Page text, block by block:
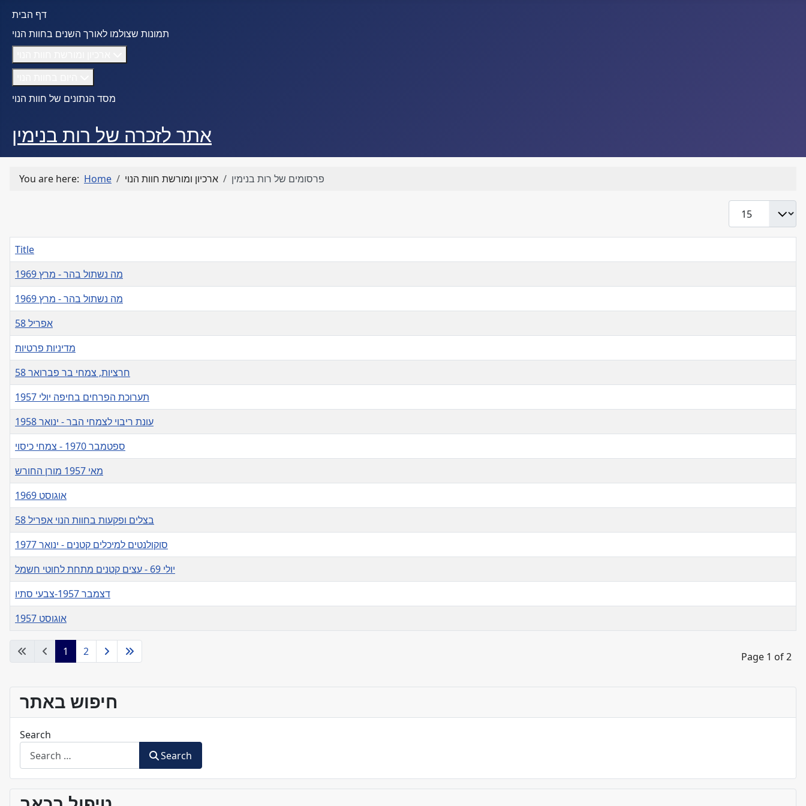
דף הבית
תמונות שצולמו לאורך השנים בחוות הנוי
מסד הנתונים של חוות הנוי
אתר לזכרה של רות בנימין
You are here: Home ארכיון ומורשת חוות הנוי פרסומים של רות בנימין
Articles
Title
מה נשתול בהר - מרץ 1969
מה נשתול בהר - מרץ 1969
אפריל 58
מדיניות פרטיות
חרציות, צמחי בר פברואר 58
תערוכת הפרחים בחיפה יולי 1957
עונת ריבוי לצמחי הבר - ינואר 1958
ספטמבר 1970 - צמחי כיסוי
מאי 1957 מורן החורש
אוגוסט 1969
בצלים ופקעות בחוות הנוי אפריל 58
סוקולנטים למיכלים קטנים - ינואר 1977
יולי 69 - עצים קטנים מתחת לחוטי חשמל
דצמבר 1957-צבעי סתיו
אוגוסט 1957
Page 1 of 2
1 2
חיפוש באתר
Search
Search